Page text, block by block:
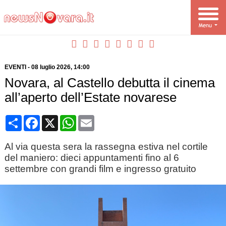
EVENTI - 08 luglio 2026, 14:00
Novara, al Castello debutta il cinema
all’aperto dell’Estate novarese
CondividiFacebook
X WhatsApp
Email
Al via questa sera la rassegna estiva nel cortile
del maniero: dieci appuntamenti fino al 6
settembre con grandi film e ingresso gratuito